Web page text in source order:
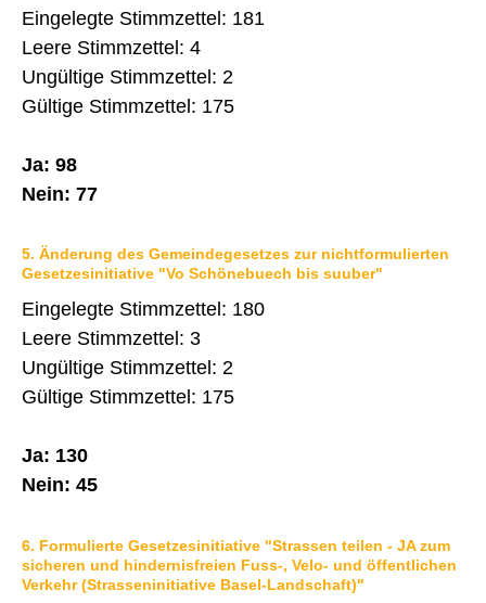
Eingelegte Stimmzettel: 181
Leere Stimmzettel: 4
Ungültige Stimmzettel: 2
Gültige Stimmzettel: 175
Ja: 98
Nein: 77
5. Änderung des Gemeindegesetzes zur nichtformulierten
Gesetzesinitiative "Vo Schönebuech bis suuber"
Eingelegte Stimmzettel: 180
Leere Stimmzettel: 3
Ungültige Stimmzettel: 2
Gültige Stimmzettel: 175
Ja: 130
Nein: 45
6. Formulierte Gesetzesinitiative "Strassen teilen - JA zum
sicheren und hindernisfreien Fuss-, Velo- und öffentlichen
Verkehr (Strasseninitiative Basel-Landschaft)"